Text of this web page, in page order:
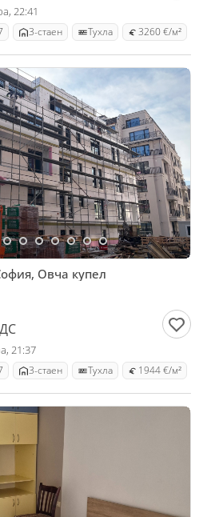
22:41
3-стаен Тухла 3260 €/м²
Овча купел
21:37
3-стаен Тухла 1944 €/м²